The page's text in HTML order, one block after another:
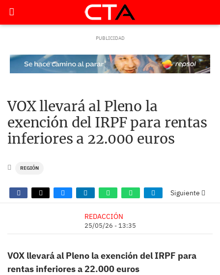
VOX llevará al Pleno la
exención del IRPF para rentas
inferiores a 22.000 euros
REGIÓN
Siguiente
REDACCIÓN
25/05/26 - 13:35
VOX llevará al Pleno la exención del IRPF para
rentas inferiores a 22.000 euros